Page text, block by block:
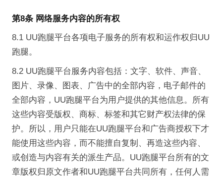
第8条 网络服务内容的所有权
8.1 UU跑腿平台各项电子服务的所有权和运作权归UU
跑腿。
8.2 UU跑腿平台服务内容包括：文字、软件、声音、
图片、录像、图表、广告中的全部内容，电子邮件的
全部内容，UU跑腿平台为用户提供的其他信息。所有
这些内容受版权、商标、标签和其它财产权法律的保
护。所以，用户只能在UU跑腿平台和广告商授权下才
能使用这些内容，而不能擅自复制、再造这些内容、
或创造与内容有关的派生产品。UU跑腿平台所有的文
章版权归原文作者和UU跑腿平台共同所有，任何人需